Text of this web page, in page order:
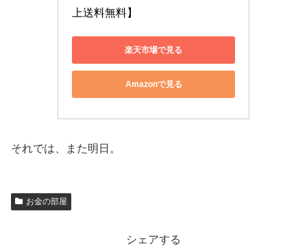
上送料無料】
楽天市場で見る
Amazonで見る
それでは、また明日。
お金の部屋
シェアする